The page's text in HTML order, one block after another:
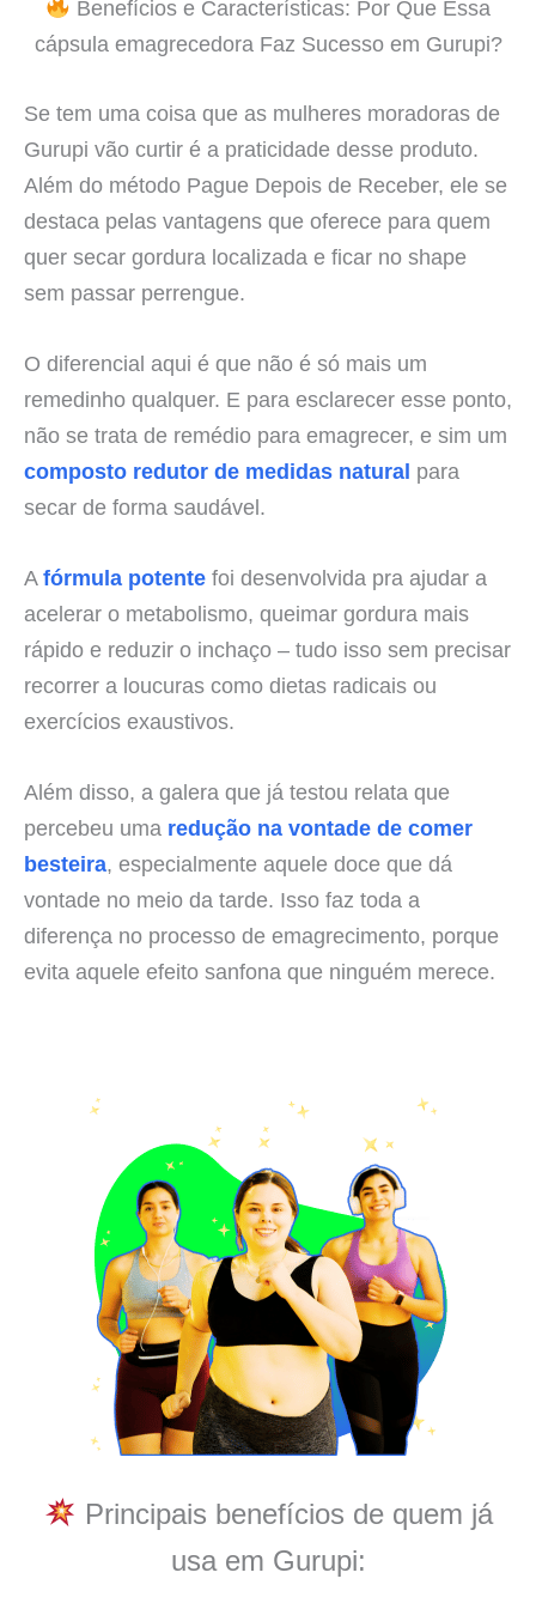
Benefícios e Características: Por Que Essa
cápsula emagrecedora Faz Sucesso em Gurupi?
Se tem uma coisa que as mulheres moradoras de
Gurupi vão curtir é a praticidade desse produto.
Além do método Pague Depois de Receber, ele se
destaca pelas vantagens que oferece para quem
quer secar gordura localizada e ficar no shape
sem passar perrengue.
O diferencial aqui é que não é só mais um
remedinho qualquer. E para esclarecer esse ponto,
não se trata de remédio para emagrecer, e sim um
composto redutor de medidas natural para
secar de forma saudável.
Afórmula potente foi desenvolvida pra ajudar a
acelerar o metabolismo, queimar gordura mais
rápido e reduzir o inchaço – tudo isso sem precisar
recorrer a loucuras como dietas radicais ou
exercícios exaustivos.
Além disso, a galera que já testou relata que
percebeu uma redução na vontade de comer
besteira, especialmente aquele doce que dá
vontade no meio da tarde. Isso faz toda a
diferença no processo de emagrecimento, porque
evita aquele efeito sanfona que ninguém merece.
Principais benefícios de quem já
usa em Gurupi: